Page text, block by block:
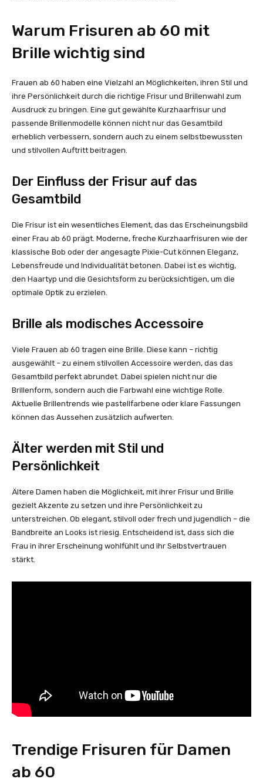
Warum Frisuren ab 60 mit
Brille wichtig sind
Frauen ab 60 haben eine Vielzahl an Möglichkeiten, ihren Stil und
ihre Persönlichkeit durch die richtige Frisur und Brillenwahl zum
Ausdruck zu bringen. Eine gut gewählte Kurzhaarfrisur und
passende Brillenmodelle können nicht nur das Gesamtbild
erheblich verbessern, sondern auch zu einem selbstbewussten
und stilvollen Auftritt beitragen.
Der Einfluss der Frisur auf das
Gesamtbild
Die Frisur ist ein wesentliches Element, das das Erscheinungsbild
einer Frau ab 60 prägt. Moderne, freche Kurzhaarfrisuren wie der
klassische Bob oder der angesagte Pixie-Cut können Eleganz,
Lebensfreude und Individualität betonen. Dabei ist es wichtig,
den Haartyp und die Gesichtsform zu berücksichtigen, um die
optimale Optik zu erzielen.
Brille als modisches Accessoire
Viele Frauen ab 60 tragen eine Brille. Diese kann – richtig
ausgewählt – zu einem stilvollen Accessoire werden, das das
Gesamtbild perfekt abrundet. Dabei spielen nicht nur die
Brillenform, sondern auch die Farbwahl eine wichtige Rolle.
Aktuelle Brillentrends wie pastellfarbene oder klare Fassungen
können das Aussehen zusätzlich aufwerten.
Älter werden mit Stil und
Persönlichkeit
Ältere Damen haben die Möglichkeit, mit ihrer Frisur und Brille
gezielt Akzente zu setzen und ihre Persönlichkeit zu
unterstreichen. Ob elegant, stilvoll oder frech und jugendlich – die
Bandbreite an Looks ist riesig. Entscheidend ist, dass sich die
Frau in ihrer Erscheinung wohlfühlt und ihr Selbstvertrauen
stärkt.
Trendige Frisuren für Damen
ab 60